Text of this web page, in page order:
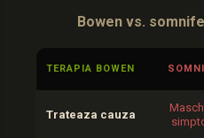
Bowen vs.
TERAPIA BOWEN
Trateaza cauza